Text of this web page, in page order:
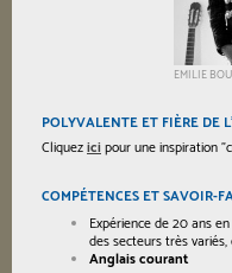
EMILIE
POLYVALENTE ET FIÈRE DE
Cliquezicipour une inspiration
COMPÉTENCES ET SAVOIR-
Expérience de 20 ans en
des secteurs très
Anglais courant